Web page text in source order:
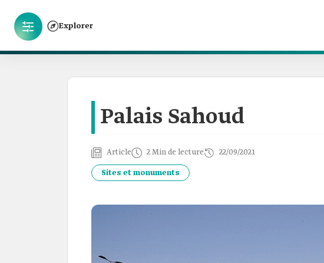
Explorer
Palais Sahoud
Article 2 Min de lecture 22/09/2021
Sites et monuments